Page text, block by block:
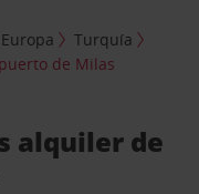
Europa
Turquía
de Milas
alquiler de